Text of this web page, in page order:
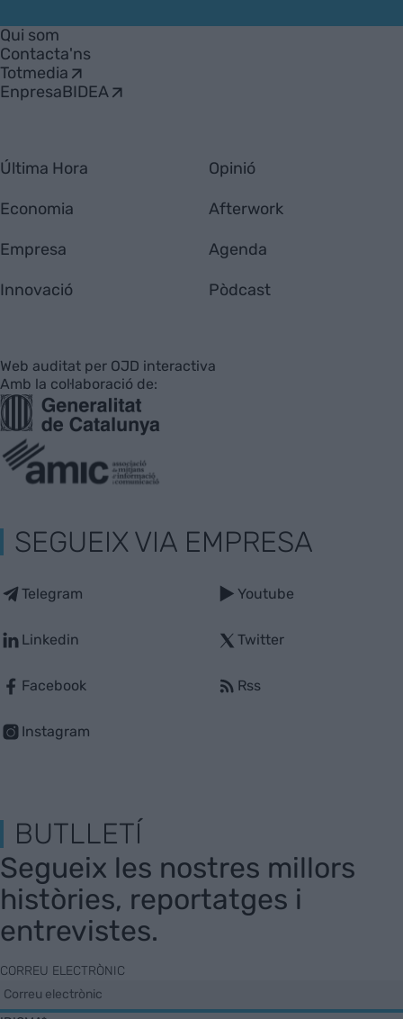
Empresa
Qui som
Contacta'ns
Totmedia
EnpresaBIDEA
Última Hora
Economia
Empresa
Innovació
Opinió
Afterwork
Agenda
Pòdcast
Web auditat per OJD interactiva
Amb la col·laboració de:
SEGUEIX VIA EMPRESA
Telegram
Linkedin
Facebook
Instagram
Youtube
Twitter
Rss
BUTLLETÍ
Segueix les nostres millors
històries, reportatges i
entrevistes.
CORREU ELECTRÒNIC